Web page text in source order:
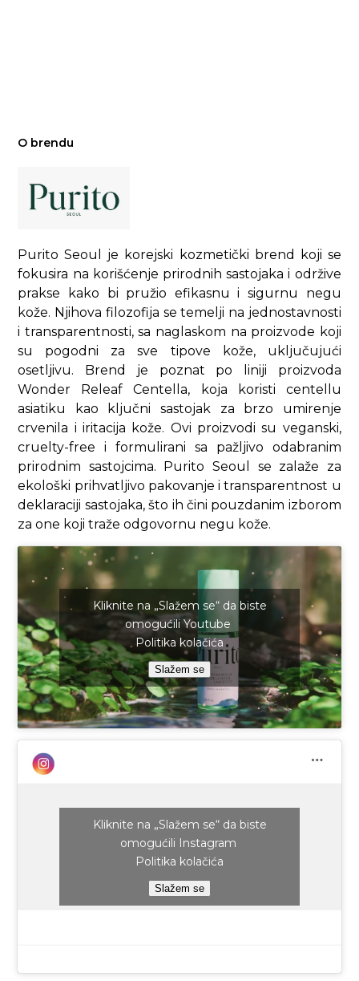
O brendu
Purito Seoul je korejski kozmetički brend koji se
fokusira na korišćenje prirodnih sastojaka i održive
prakse kako bi pružio efikasnu i sigurnu negu
kože. Njihova filozofija se temelji na jednostavnosti
i transparentnosti, sa naglaskom na proizvode koji
su pogodni za sve tipove kože, uključujući
osetljivu. Brend je poznat po liniji proizvoda
Wonder Releaf Centella, koja koristi centellu
asiatiku kao ključni sastojak za brzo umirenje
crvenila i iritacija kože. Ovi proizvodi su veganski,
cruelty-free i formulirani sa pažljivo odabranim
prirodnim sastojcima. Purito Seoul se zalaže za
ekološki prihvatljivo pakovanje i transparentnost u
deklaraciji sastojaka, što ih čini pouzdanim izborom
za one koji traže odgovornu negu kože.
Kliknite na „Slažem se“ da biste
omogućili Youtube
Politika kolačića
Slažem se
Kliknite na „Slažem se“ da biste
omogućili Instagram
Politika kolačića
Slažem se